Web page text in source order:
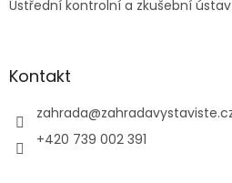
Ústřední kontrolní a zkušební
Kontakt
zahrada@
+420 739 002 391